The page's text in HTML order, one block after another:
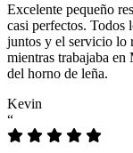
Excelente pequeño
casi perfectos. Todos
juntos y el servicio lo
mientras trabajaba
del horno de leña.
Kevin
“